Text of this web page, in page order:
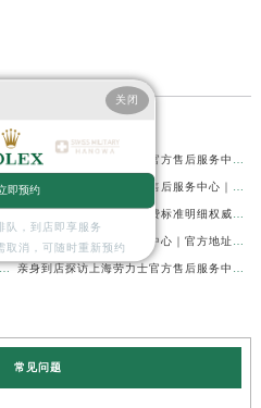
亲身探访上海劳力士官方售后服务中心｜网点地址及官方热线（2026年7月最新）
官方售后服务中心｜最新电话和详细维修地址（2026年7月最新）
服务中心｜服务电话及全部地址权威信息公示（2026年7月最新）
官方售后服务中心｜维修地址与24小时服务电话（2026年7月最新）
常见问题
关闭
即预约
队，到店即享服务
取消，可随时重新预约